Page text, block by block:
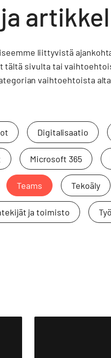
liittyvistä
tältä sivulta tai
vaihtoehtoista
Digitalisaatio
Microsoft 365
Teams Tekoäly
ja toimisto